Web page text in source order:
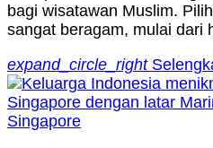
bagi wisatawan Muslim.
sangat beragam, mulai dari
expand_circle_right
Singapore